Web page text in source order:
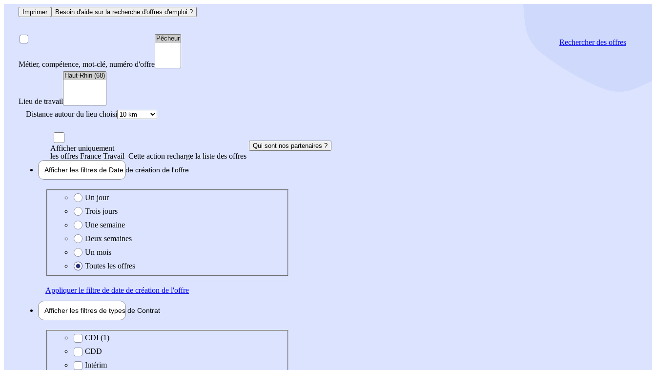
Imprimer Besoin d'aide sur la recherche d'offres d'emploi ?
Métier, compétence, mot-clé, numéro d'offre
Lieu de travail
Distance autour du lieu choisi
Rechercherdes offres
Afficher uniquement
les offres France Travail Cette action recharge la liste des offres
Qui sont nos partenaires ?
Afficher les filtres de Date de création de l'offre
Date de création de l'offre
Un jour
Trois jours
Une semaine
Deux semaines
Un mois
Toutes les offres
Appliquerle filtre de date de création de l'offre
Afficher les filtres de types de Contrat
Type de contrat
CDI (1)
CDD
Intérim